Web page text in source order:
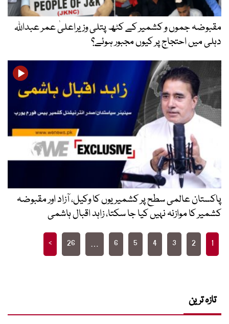
مقبوضہ جموں و کشمیر کے کٹھ پتلی وزیراعلیٰ عمر عبداللہ
دہلی میں احتجاج پر کیوں مجبور ہوئے؟
پاکستان عالمی سطح پر کشمیریوں کا وکیل، آزاد اور مقبوضہ
کشمیر کا موازنہ نہیں کیا جا سکتا، زاہد اقبال ہاشمی
Posts
pagination
1
2
3
4
5
6
…
26
>
تازہ ترین